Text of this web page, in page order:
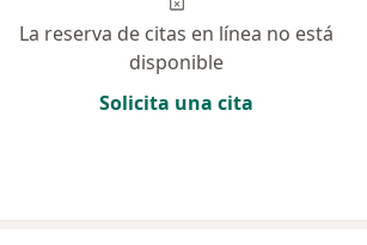
La reserva de citas en línea no está
disponible
Solicita una cita